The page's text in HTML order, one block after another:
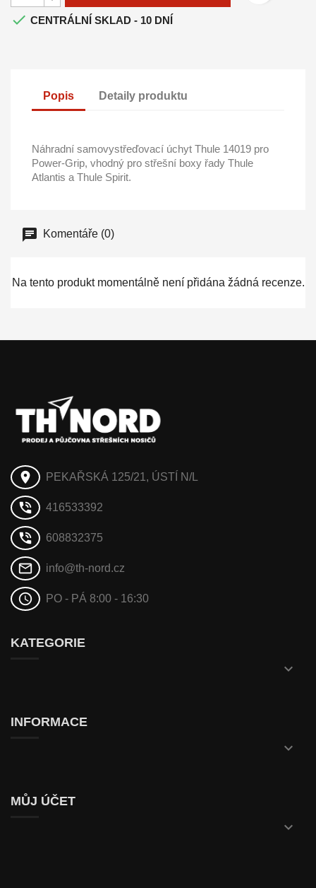
 CENTRÁLNÍ SKLAD - 10 DNÍ
Popis Detaily produktu
Náhradní samovystřeďovací úchyt Thule 14019 pro
Power-Grip, vhodný pro střešní boxy řady Thule
Atlantis a Thule Spirit.
Komentáře (0)
Na tento produkt momentálně není přidána žádná recenze.
place PEKAŘSKÁ 125/21, ÚSTÍ N/L
phone_in_talk 416533392
phone_in_talk 608832375
mail_outline info@th-nord.cz
schedule PO - PÁ 8:00 - 16:30
KATEGORIE

INFORMACE

MŮJ ÚČET
